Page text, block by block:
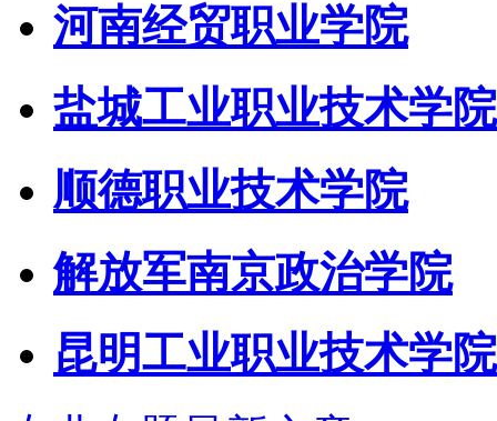
河南经贸职业学院
盐城工业职业技术学院
顺德职业技术学院
解放军南京政治学院
昆明工业职业技术学院